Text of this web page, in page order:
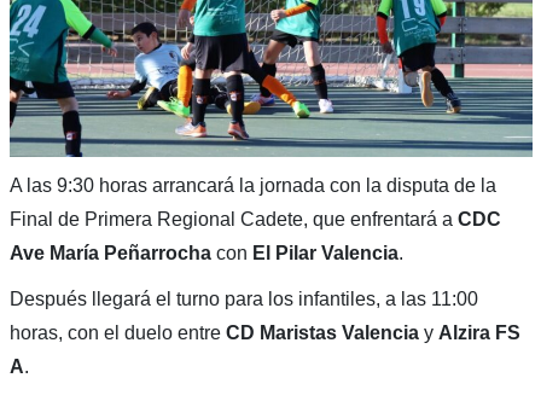
A las 9:30 horas arrancará la jornada con la disputa de la
Final de Primera Regional Cadete, que enfrentará a CDC
Ave María Peñarrochacon El Pilar Valencia.
Después llegará el turno para los infantiles, a las 11:00
horas, con el duelo entre CD Maristas Valenciay Alzira FS
A.